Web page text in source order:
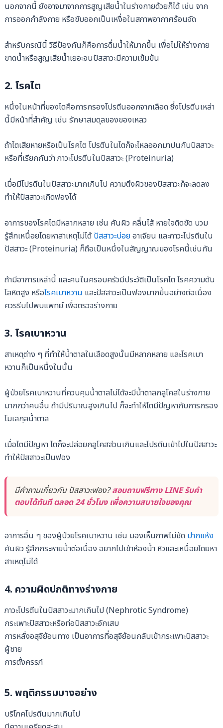
นอกจากนี้ ยังอาจมาจากการสูญเสียน้ำในร่างกายด้วยก็ได้ เช่น จาก
การออกกำลังกาย หรือขับออกเป็นเหงื่อในสภาพอากาศร้อนจัด
สำหรับกรณีนี้ วิธีป้องกันก็คือการดื่มน้ำให้มากขึ้น เพื่อไม่ให้ร่างกาย
ขาดน้ำหรือสูญเสียน้ำเยอะจนปัสสาวะมีความเข้มข้น
2. โรคไต
หนึ่งในหน้าที่ของไตคือการกรองโปรตีนออกจากเลือด ซึ่งโปรตีนเหล่า
นี้มีหน้าที่สำคัญ เช่น รักษาสมดุลของของเหลว
ถ้าไตเสียหายหรือเป็นโรคไต โปรตีนในไตก็จะไหลออกมาปนกับปัสสาวะ
หรือที่เรียกกันว่า ภาวะโปรตีนในปัสสาวะ (Proteinuria)
เมื่อมีโปรตีนในปัสสาวะมากเกินไป ความตึงผิวของปัสสาวะก็จะลดลง
ทำให้ปัสสาวะเกิดฟองได้
อาการของโรคไตมีหลากหลาย เช่น คันผิว คลื่นไส้ หายใจติดขัด บวม
รู้สึกเหนื่อยโดยหาสาเหตุไม่ได้ปัสสาวะบ่อยอาเจียน และภาวะโปรตีนใน
ปัสสาวะ (Proteinuria) ก็ถือเป็นหนึ่งในสัญญาณของโรคนี้เช่นกัน
ถ้ามีอาการเหล่านี้ และคนในครอบครัวมีประวัติเป็นโรคไต โรคความดัน
โลหิตสูง หรือโรคเบาหวาน และปัสสาวะเป็นฟองมากขึ้นอย่างต่อเนื่อง
ควรรีบไปพบแพทย์ เพื่อตรวจร่างกาย
3. โรคเบาหวาน
สาเหตุต่าง ๆ ที่ทำให้น้ำตาลในเลือดสูงนั้นมีหลากหลาย และโรคเบา
หวานก็เป็นหนึ่งในนั้น
ผู้ป่วยโรคเบาหวานที่ควบคุมน้ำตาลไม่ได้จะมีน้ำตาลกลูโคสในร่างกาย
มากกว่าคนอื่น ถ้ามีปริมาณสูงเกินไป ก็จะทำให้ไตมีปัญหากับการกรอง
โมเลกุลน้ำตาล
เมื่อไตมีปัญหา ไตก็จะปล่อยกลูโคสส่วนเกินและโปรตีนเข้าไปในปัสสาวะ
ทำให้ปัสสาวะเป็นฟอง
มีคำถามเกี่ยวกับ ปัสสาวะฟอง?สอบถามฟรีทาง LINE รับคำ
ตอบได้ทันที ตลอด 24 ชั่วโมง เพื่อความสบายใจของคุณ
อาการอื่น ๆ ของผู้ป่วยโรคเบาหวาน เช่น มองเห็นภาพไม่ชัด ปากแห้ง
คันผิว รู้สึกกระหายน้ำต่อเนื่อง อยากไปเข้าห้องน้ำ หิวและเหนื่อยโดยหา
สาเหตุไม่ได้
4. ความผิดปกติทางร่างกาย
ภาวะโปรตีนในปัสสาวะมากเกินไป (Nephrotic Syndrome)
กระเพาะปัสสาวะหรือท่อปัสสาวะอักเสบ
การหลั่งอสุจิย้อนทาง เป็นอาการที่อสุจิย้อนกลับเข้ากระเพาะปัสสาวะ
ผู้ชาย
การตั้งครรภ์
5. พฤติกรรมบางอย่าง
บริโภคโปรตีนมากเกินไป